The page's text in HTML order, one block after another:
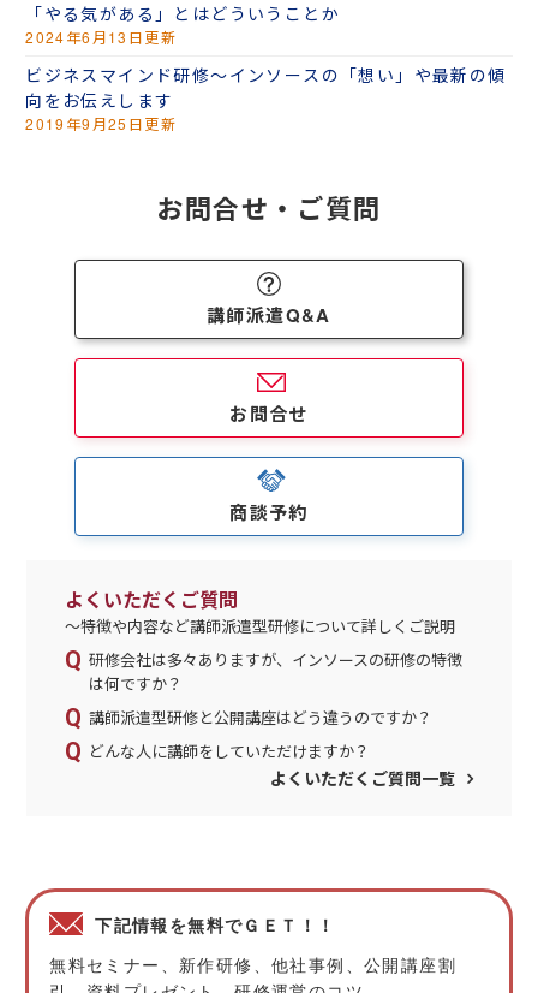
「やる気がある」とはどういうことか
2024年6月13日更新
ビジネスマインド研修～インソースの「想い」や最新の傾
向をお伝えします
2019年9月25日更新
お問合せ・ご質問
講師派遣Q&A
お問合せ
商談予約
よくいただくご質問
～特徴や内容など講師派遣型研修について詳しくご説明
研修会社は多々ありますが、インソースの研修の特徴
は何ですか？
講師派遣型研修と公開講座はどう違うのですか？
どんな人に講師をしていただけますか？
よくいただくご質問一覧
下記情報を無料でＧＥＴ！！
無料セミナー、新作研修、他社事例、公開講座割